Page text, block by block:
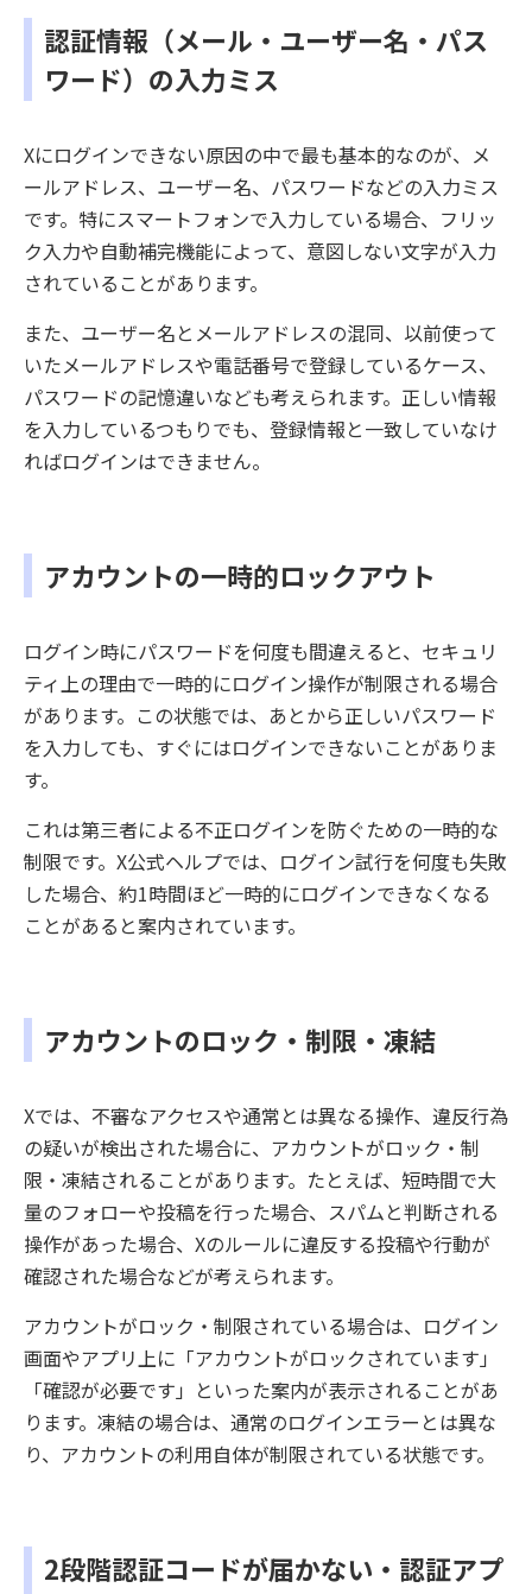
認証情報（メール・ユーザー名・パス
ワード）の入力ミス
Xにログインできない原因の中で最も基本的なのが、メ
ールアドレス、ユーザー名、パスワードなどの入力ミス
です。特にスマートフォンで入力している場合、フリッ
ク入力や自動補完機能によって、意図しない文字が入力
されていることがあります。
また、ユーザー名とメールアドレスの混同、以前使って
いたメールアドレスや電話番号で登録しているケース、
パスワードの記憶違いなども考えられます。正しい情報
を入力しているつもりでも、登録情報と一致していなけ
ればログインはできません。
アカウントの一時的ロックアウト
ログイン時にパスワードを何度も間違えると、セキュリ
ティ上の理由で一時的にログイン操作が制限される場合
があります。この状態では、あとから正しいパスワード
を入力しても、すぐにはログインできないことがありま
す。
これは第三者による不正ログインを防ぐための一時的な
制限です。X公式ヘルプでは、ログイン試行を何度も失敗
した場合、約1時間ほど一時的にログインできなくなる
ことがあると案内されています。
アカウントのロック・制限・凍結
Xでは、不審なアクセスや通常とは異なる操作、違反行為
の疑いが検出された場合に、アカウントがロック・制
限・凍結されることがあります。たとえば、短時間で大
量のフォローや投稿を行った場合、スパムと判断される
操作があった場合、Xのルールに違反する投稿や行動が
確認された場合などが考えられます。
アカウントがロック・制限されている場合は、ログイン
画面やアプリ上に「アカウントがロックされています」
「確認が必要です」といった案内が表示されることがあ
ります。凍結の場合は、通常のログインエラーとは異な
り、アカウントの利用自体が制限されている状態です。
2段階認証コードが届かない・認証アプ